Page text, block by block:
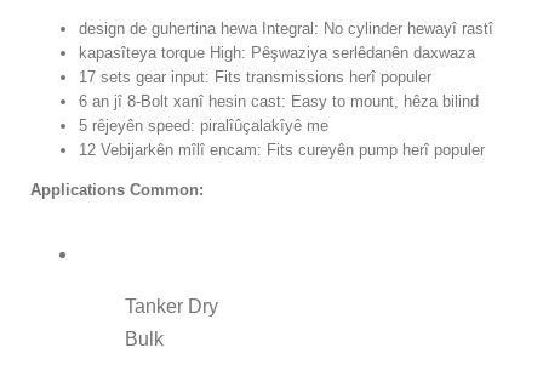
design de guhertina hewa Integral: No cylinder hewayî rastî
kapasîteya torque High: Pêşwaziya serlêdanên daxwaza
17 sets gear input: Fits transmissions herî populer
6 an jî 8-Bolt xanî hesin cast: Easy to mount, hêza bilind
5 rêjeyên speed: piralîûçalakîyê me
12 Vebijarkên mîlî encam: Fits cureyên pump herî populer
Applications Common:
Tanker Dry
Bulk